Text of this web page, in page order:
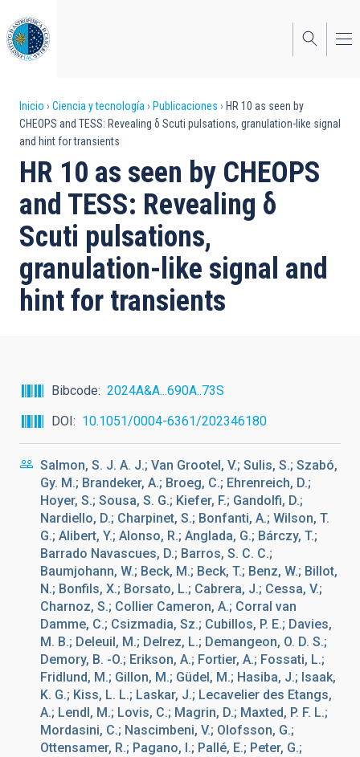
al
contenido
principal
Sobrescribir
enlaces
de
ayuda
a
la
navegación
Inicio Ciencia y tecnología Publicaciones
HR 10 as seen by
CHEOPS and TESS: Revealing δ Scuti pulsations, granulation-like signal
and hint for transients
HR 10 as seen by CHEOPS
and TESS: Revealing δ
Scuti pulsations,
granulation-like signal and
hint for transients
Bibcode
2024A&A...690A..73S
DOI
10.1051/0004-6361/202346180
Salmon, S. J. A. J.; Van Grootel, V.; Sulis, S.; Szabó,
Gy. M.; Brandeker, A.; Broeg, C.; Ehrenreich, D.;
Hoyer, S.; Sousa, S. G.; Kiefer, F.; Gandolfi, D.;
Nardiello, D.; Charpinet, S.; Bonfanti, A.; Wilson, T.
G.; Alibert, Y.; Alonso, R.; Anglada, G.; Bárczy, T.;
Barrado Navascues, D.; Barros, S. C. C.;
Baumjohann, W.; Beck, M.; Beck, T.; Benz, W.; Billot,
N.; Bonfils, X.; Borsato, L.; Cabrera, J.; Cessa, V.;
Charnoz, S.; Collier Cameron, A.; Corral van
Damme, C.; Csizmadia, Sz.; Cubillos, P. E.; Davies,
M. B.; Deleuil, M.; Delrez, L.; Demangeon, O. D. S.;
Demory, B. -O.; Erikson, A.; Fortier, A.; Fossati, L.;
Fridlund, M.; Gillon, M.; Güdel, M.; Hasiba, J.; Isaak,
K. G.; Kiss, L. L.; Laskar, J.; Lecavelier des Etangs,
A.; Lendl, M.; Lovis, C.; Magrin, D.; Maxted, P. F. L.;
Mordasini, C.; Nascimbeni, V.; Olofsson, G.;
Ottensamer, R.; Pagano, I.; Pallé, E.; Peter, G.;